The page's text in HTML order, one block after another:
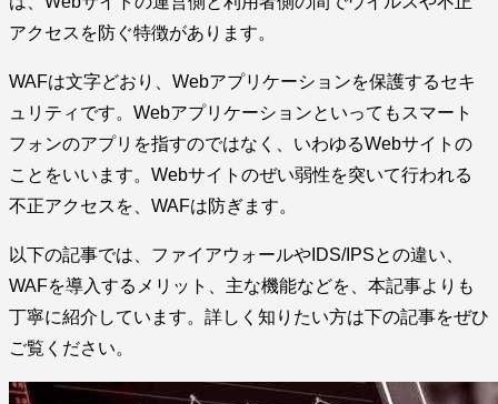
アクセスを防ぐ特徴があります。
WAFは文字どおり、Webアプリケーションを保護するセキ
ュリティです。Webアプリケーションといってもスマート
フォンのアプリを指すのではなく、いわゆるWebサイトの
ことをいいます。Webサイトのぜい弱性を突いて行われる
不正アクセスを、WAFは防ぎます。
以下の記事では、ファイアウォールやIDS/IPSとの違い、
WAFを導入するメリット、主な機能などを、本記事よりも
丁寧に紹介しています。詳しく知りたい方は下の記事をぜひ
ご覧ください。